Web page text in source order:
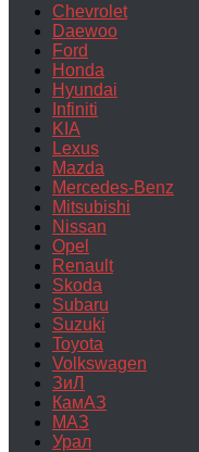
Chevrolet
Daewoo
Ford
Honda
Hyundai
Infiniti
KIA
Lexus
Mazda
Mercedes-Benz
Mitsubishi
Nissan
Opel
Renault
Skoda
Subaru
Suzuki
Toyota
Volkswagen
ЗиЛ
КамАЗ
МАЗ
Урал